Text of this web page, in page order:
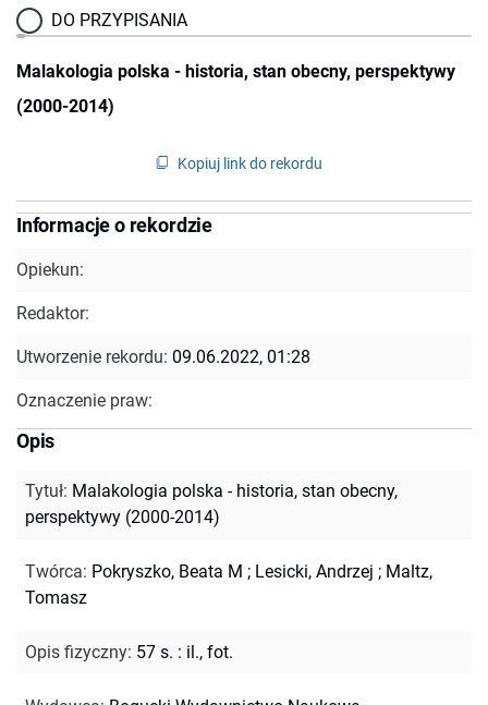
DO PRZYPISANIA
Malakologia polska - historia, stan obecny, perspektywy
(2000-2014)
Kopiuj link do rekordu
Informacje o rekordzie
Opiekun:
Redaktor:
Utworzenie rekordu: 09.06.2022, 01:28
Oznaczenie praw:
Opis
Tytuł: Malakologia polska - historia, stan obecny,
perspektywy (2000-2014)
Twórca: Pokryszko, Beata M ; Lesicki, Andrzej ; Maltz,
Tomasz
Opis fizyczny: 57 s. : il., fot.